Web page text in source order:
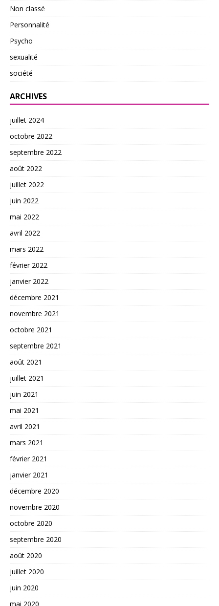
Non classé
Personnalité
Psycho
sexualité
société
ARCHIVES
juillet 2024
octobre 2022
septembre 2022
août 2022
juillet 2022
juin 2022
mai 2022
avril 2022
mars 2022
février 2022
janvier 2022
décembre 2021
novembre 2021
octobre 2021
septembre 2021
août 2021
juillet 2021
juin 2021
mai 2021
avril 2021
mars 2021
février 2021
janvier 2021
décembre 2020
novembre 2020
octobre 2020
septembre 2020
août 2020
juillet 2020
juin 2020
mai 2020